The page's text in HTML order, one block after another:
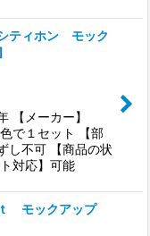
ティホン モック
【メーカー】
で１セット 【部
不可 【商品の状
対応】可能
モックアップ